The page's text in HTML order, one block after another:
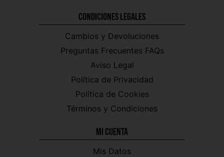
Condiciones Legales
Cambios y Devoluciones
Preguntas Frecuentes FAQs
Aviso Legal
Política de Privacidad
Política de Cookies
Términos y Condiciones
Mi CUENTA
Mis Datos